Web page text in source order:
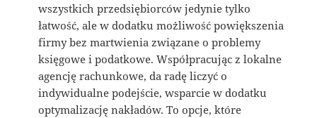
wszystkich przedsiębiorców jedynie tylko
łatwość, ale w dodatku możliwość powiększenia
firmy bez martwienia związane o problemy
księgowe i podatkowe. Współpracując z lokalne
agencję rachunkowe, da radę liczyć o
indywidualne podejście, wsparcie w dodatku
optymalizację nakładów. To opcje, które